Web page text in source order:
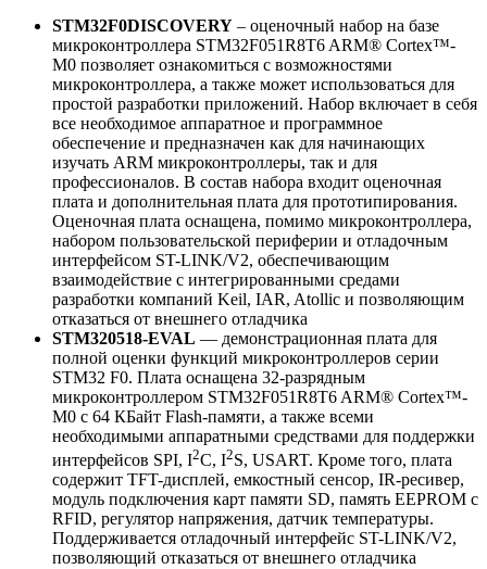
STM32F0DISCOVERY – оценочный набор на базе
микроконтроллера STM32F051R8T6 ARM® Cortex™-
M0 позволяет ознакомиться с возможностями
микроконтроллера, а также может использоваться для
простой разработки приложений. Набор включает в себя
все необходимое аппаратное и программное
обеспечение и предназначен как для начинающих
изучать ARM микроконтроллеры, так и для
профессионалов. В состав набора входит оценочная
плата и дополнительная плата для прототипирования.
Оценочная плата оснащена, помимо микроконтроллера,
набором пользовательской периферии и отладочным
интерфейсом ST-LINK/V2, обеспечивающим
взаимодействие с интегрированными средами
разработки компаний Keil, IAR, Atollic и позволяющим
отказаться от внешнего отладчика
STM320518-EVAL — демонстрационная плата для
полной оценки функций микроконтроллеров серии
STM32 F0. Плата оснащена 32-разрядным
микроконтроллером STM32F051R8T6 ARM® Cortex™-
M0 с 64 КБайт Flash-памяти, а также всеми
необходимыми аппаратными средствами для поддержки
интерфейсов SPI, I2C, I2S, USART. Кроме того, плата
содержит TFT-дисплей, емкостный сенсор, IR-ресивер,
модуль подключения карт памяти SD, память EEPROM с
RFID, регулятор напряжения, датчик температуры.
Поддерживается отладочный интерфейс ST-LINK/V2,
позволяющий отказаться от внешнего отладчика